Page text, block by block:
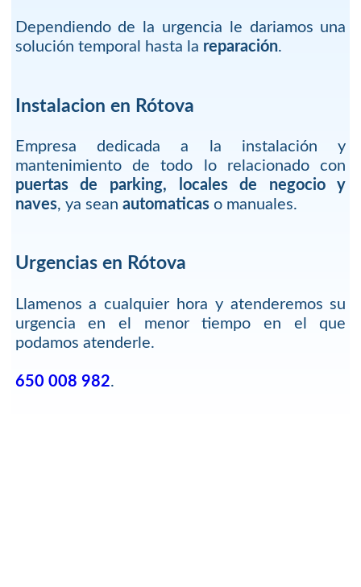
Dependiendo de la urgencia le dariamos una
solución temporal hasta la reparación.
Instalacion en Rótova
Empresa dedicada a la instalación y
mantenimiento de todo lo relacionado con
puertas de parking, locales de negocio y
naves, ya sean automaticaso manuales.
Urgencias en Rótova
Llamenos a cualquier hora y atenderemos su
urgencia en el menor tiempo en el que
podamos atenderle.
650 008 982.